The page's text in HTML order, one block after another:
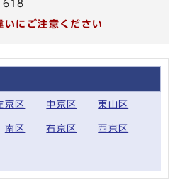
いにご注意ください
京区 中京区 東山区
南区 右京区 西京区